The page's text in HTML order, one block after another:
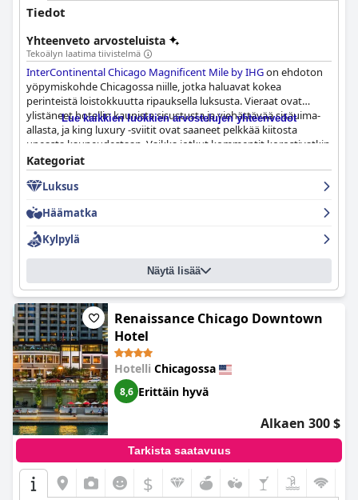
Tiedot
Yhteenveto arvosteluista
Tekoälyn laatima tiivistelmä
InterContinental Chicago Magnificent Mile by IHGon ehdoton
yöpymiskohde Chicagossa niille, jotka haluavat kokea
perinteistä loistokkuutta ripauksella luksusta. Vieraat ovat
ylistäneet hotellin kaunista sisustusta ja viehättävää sisäuima-
allasta, ja king luxury -sviitit ovat saaneet pelkkää kiitosta
upeasta kauneudestaan. Vaikka jotkut kommentit korostivatkin
suolaista hintaa, vieraat ovat todenneet, että hotelli on hintansa
arvoinen erinomaisen henkilökunnan ja loistavan
kokonaiskokemuksen ansiosta. Se on täydellinen paikka
Lue kaikkien luokkien arvostelujen yhteenvedot
Kategoriat
Luksus
Häämatka
Kylpylä
Näytä lisää
Renaissance Chicago Downtown
Hotel
Hotelli Chicagossa
8,6 Erittäin hyvä
Alkaen 300 $
Tarkista saatavuus
$